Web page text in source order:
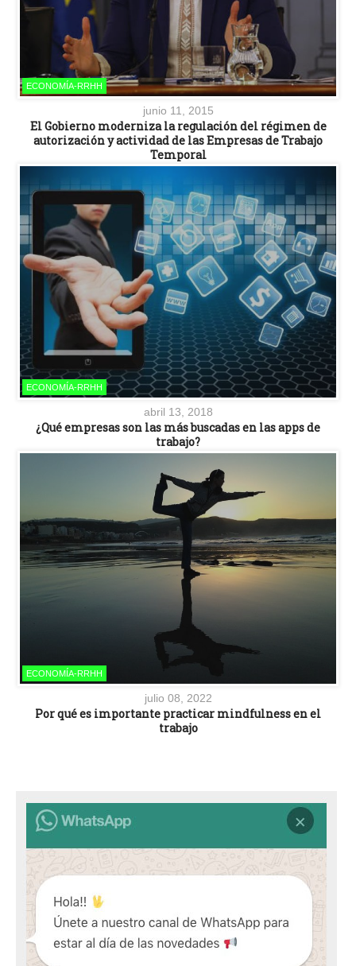
ECONOMÍA-RRHH
junio 11, 2015
El Gobierno moderniza la regulación del régimen de
autorización y actividad de las Empresas de Trabajo
Temporal
ECONOMÍA-RRHH
abril 13, 2018
¿Qué empresas son las más buscadas en las apps de
trabajo?
ECONOMÍA-RRHH
julio 08, 2022
Por qué es importante practicar mindfulness en el
trabajo